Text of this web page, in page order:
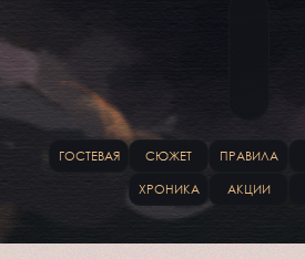
ГОСТЕВАЯ СЮЖЕТ ПРАВИЛА
ХРОНИКА АКЦИИ